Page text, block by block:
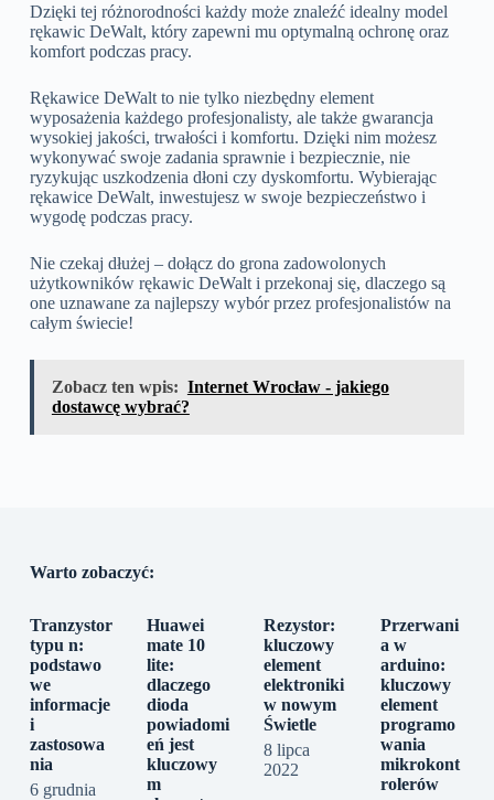
Dzięki tej różnorodności każdy może znaleźć idealny model
rękawic DeWalt, który zapewni mu optymalną ochronę oraz
komfort podczas pracy.
Rękawice DeWalt to nie tylko niezbędny element
wyposażenia każdego profesjonalisty, ale także gwarancja
wysokiej jakości, trwałości i komfortu. Dzięki nim możesz
wykonywać swoje zadania sprawnie i bezpiecznie, nie
ryzykując uszkodzenia dłoni czy dyskomfortu. Wybierając
rękawice DeWalt, inwestujesz w swoje bezpieczeństwo i
wygodę podczas pracy.
Nie czekaj dłużej – dołącz do grona zadowolonych
użytkowników rękawic DeWalt i przekonaj się, dlaczego są
one uznawane za najlepszy wybór przez profesjonalistów na
całym świecie!
Zobacz ten wpis: Internet Wrocław - jakiego
dostawcę wybrać?
Warto zobaczyć:
Tranzystor
typu n:
podstawo
we
informacje
i
zastosowa
nia
6 grudnia
Huawei
mate 10
lite:
dlaczego
dioda
powiadomi
eń jest
kluczowy
m
Rezystor:
kluczowy
element
elektroniki
w nowym
Świetle
8 lipca
2022
Przerwani
a w
arduino:
kluczowy
element
programo
wania
mikrokont
rolerów